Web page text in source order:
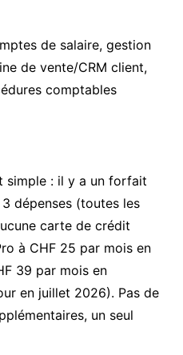
de salaire, gestion
de vente/CRM client,
comptables
simple : il y a un forfait
dépenses (toutes les
carte de crédit
à CHF 25 par mois en
39 par mois en
en juillet 2026). Pas de
un seul